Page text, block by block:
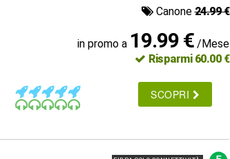
Canone24.99 €
in promo a 19.99 € /Mese
Risparmi 60.00 €
SCOPRI